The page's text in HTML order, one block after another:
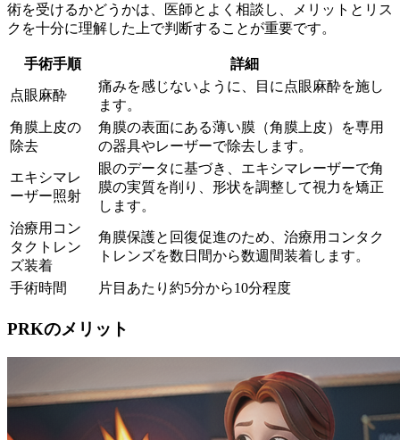
術を受けるかどうかは、医師とよく相談し、メリットとリス
クを十分に理解した上で判断することが重要です。
手術手順 詳細
点眼麻酔
痛みを感じないように、目に点眼麻酔を施し
ます。
角膜上皮の
除去
角膜の表面にある薄い膜（角膜上皮）を専用
の器具やレーザーで除去します。
エキシマレ
ーザー照射
眼のデータに基づき、エキシマレーザーで角
膜の実質を削り、形状を調整して視力を矯正
します。
治療用コン
タクトレン
ズ装着
角膜保護と回復促進のため、治療用コンタク
トレンズを数日間から数週間装着します。
手術時間 片目あたり約5分から10分程度
PRKのメリット